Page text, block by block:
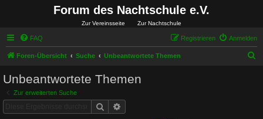
Forum des Nachtschule e.V.
Zur Vereinsseite Zur Nachtschule
FAQ Anmelden
Registrieren
Foren-Übersicht Suche Unbeantwortete Themen
Unbeantwortete Themen
Zur erweiterten Suche
Suche